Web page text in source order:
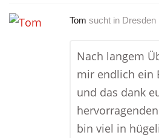
Tom sucht in Dresden
Nach langem
mir endlich ein
und das dank
bin viel in